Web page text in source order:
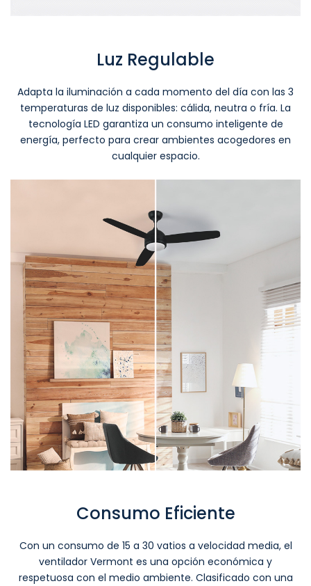
Luz Regulable
Adapta la iluminación a cada momento del día con las 3
temperaturas de luz disponibles: cálida, neutra o fría. La
tecnología LED garantiza un consumo inteligente de
energía, perfecto para crear ambientes acogedores en
cualquier espacio.
Consumo Eficiente
Con un consumo de 15 a 30 vatios a velocidad media, el
ventilador Vermont es una opción económica y
respetuosa con el medio ambiente. Clasificado con una